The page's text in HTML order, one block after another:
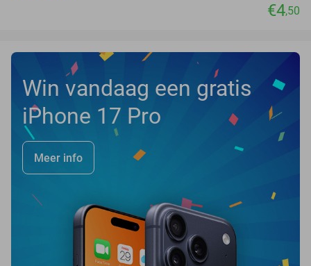
€4,50
Win vandaag een gratis
iPhone 17 Pro
Meer info